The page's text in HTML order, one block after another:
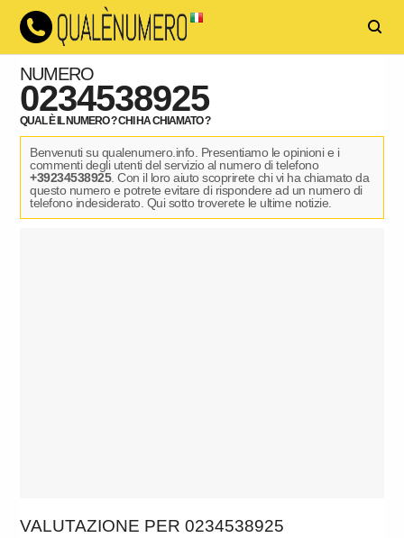
NUMERO
0234538925
QUAL È IL NUMERO ? CHI HA CHIAMATO ?
Benvenuti su qualenumero.info. Presentiamo le opinioni e i
commenti degli utenti del servizio al numero di telefono
+39234538925. Con il loro aiuto scoprirete chi vi ha chiamato da
questo numero e potrete evitare di rispondere ad un numero di
telefono indesiderato. Qui sotto troverete le ultime notizie.
VALUTAZIONE PER 0234538925